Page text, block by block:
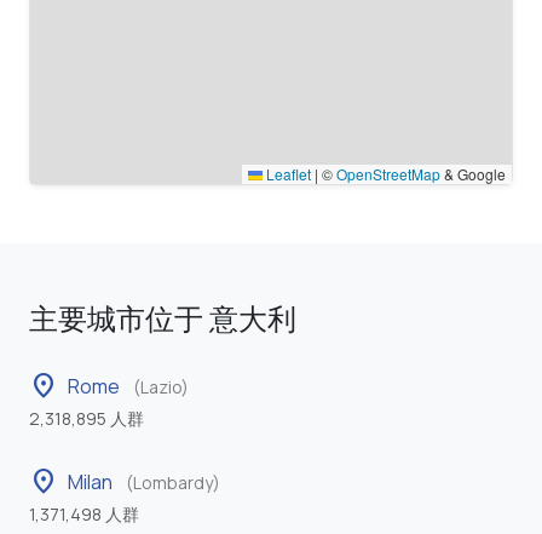
Leaflet | ©OpenStreetMap& Google
主要城市位于 意大利
location_on Rome
(Lazio)
2,318,895 人群
location_on Milan
(Lombardy)
1,371,498 人群